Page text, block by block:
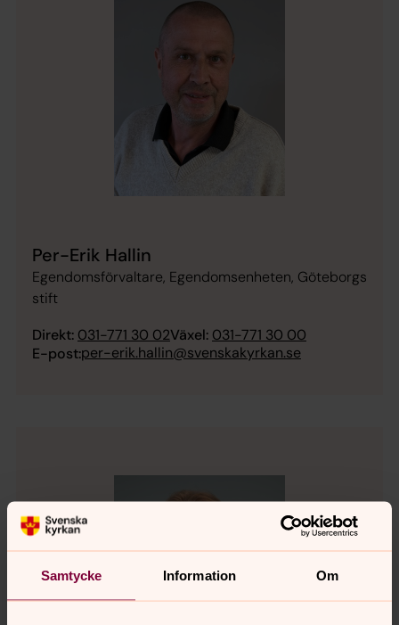
Samtycke Information Om
Per-Erik Hallin
Egendomsförvaltare, Egendomsenheten, Göteborgs
stift
Direkt: 031-771 30 02Växel: 031-771 30 00
E-post:per-erik.hallin@svenskakyrkan.se